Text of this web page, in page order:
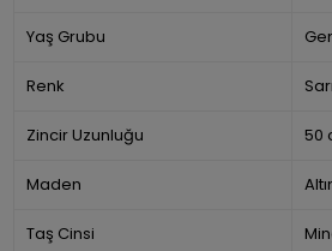
Yaş Grubu
Renk Sarı
Zincir Uzunluğu 50
Maden
Taş Cinsi